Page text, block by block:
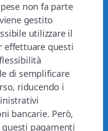
non fa parte
gestito
utilizzare il
effettuare questi
di semplificare
riducendo i
bancarie. Però,
pagamenti